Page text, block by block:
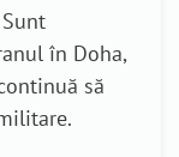
în Doha,
să